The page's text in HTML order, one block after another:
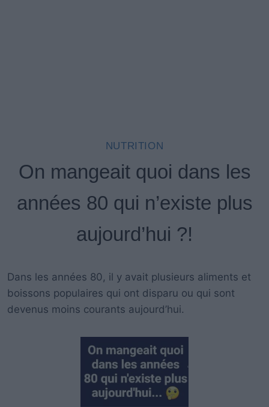
NUTRITION
On mangeait quoi dans les
années 80 qui n’existe plus
aujourd’hui ?!
Dans les années 80, il y avait plusieurs aliments et
boissons populaires qui ont disparu ou qui sont
devenus moins courants aujourd’hui.